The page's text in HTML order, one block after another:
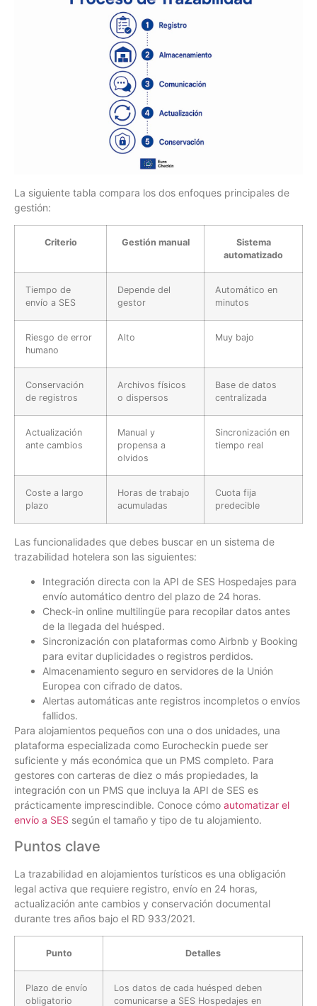
La siguiente tabla compara los dos enfoques principales de
gestión:
Criterio Gestión manual
Sistema
automatizado
Tiempo de
envío a SES
Depende del
gestor
Automático en
minutos
Riesgo de error
humano
Alto Muy bajo
Conservación
de registros
Archivos físicos
o dispersos
Base de datos
centralizada
Actualización
ante cambios
Manual y
propensa a
olvidos
Sincronización en
tiempo real
Coste a largo
plazo
Horas de trabajo
acumuladas
Cuota fija
predecible
Las funcionalidades que debes buscar en un sistema de
trazabilidad hotelera son las siguientes:
Integración directa con la API de SES Hospedajes para
envío automático dentro del plazo de 24 horas.
Check-in online multilingüe para recopilar datos antes
de la llegada del huésped.
Sincronización con plataformas como Airbnb y Booking
para evitar duplicidades o registros perdidos.
Almacenamiento seguro en servidores de la Unión
Europea con cifrado de datos.
Alertas automáticas ante registros incompletos o envíos
fallidos.
Para alojamientos pequeños con una o dos unidades, una
plataforma especializada como Eurocheckin puede ser
suficiente y más económica que un PMS completo. Para
gestores con carteras de diez o más propiedades, la
integración con un PMS que incluya la API de SES es
prácticamente imprescindible. Conoce cómo automatizar el
envío a SES según el tamaño y tipo de tu alojamiento.
Puntos clave
La trazabilidad en alojamientos turísticos es una obligación
legal activa que requiere registro, envío en 24 horas,
actualización ante cambios y conservación documental
durante tres años bajo el RD 933/2021.
Punto Detalles
Plazo de envío
obligatorio
Los datos de cada huésped deben
comunicarse a SES Hospedajes en